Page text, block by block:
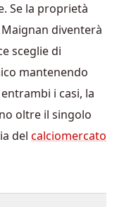
Se la proprietà
diventerà
sceglie di
mantenendo
i casi, la
oltre il singolo
del calciomercato